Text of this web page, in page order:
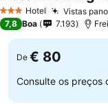
3 EstrelasHotel Vistas
7,8 Boa 7.193
De € 80
Consulte os preços